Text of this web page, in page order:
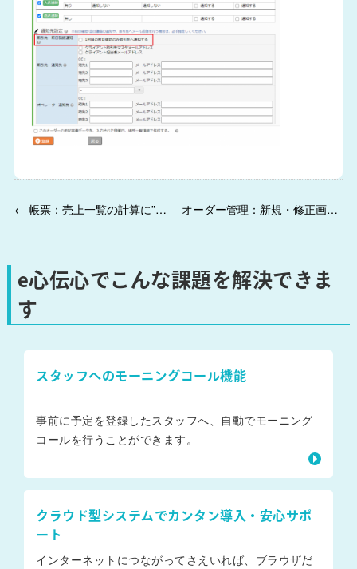
← 帳票：売上一覧の計算に”請求金額が0円の稼働”を含めるようになりました。 オーダー管理：新規・修正画面にて、場所一覧の「場所情報」「その他連絡」欄の編集画面が編集しやすくなりました。 →
e心伝心でこんな課題を解決できま
す
スタッフへのモーニングコール機能
事前に予定を登録したスタッフへ、自動でモーニング
コールを行うことができます。
クラウド型システムでカンタン導入・安心サポ
ート
インターネットにつながってさえいれば、ブラウザだ